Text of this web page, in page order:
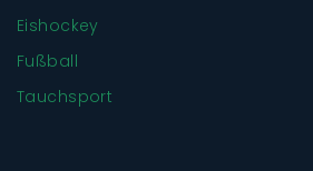
Eishockey
Fußball
Tauchsport